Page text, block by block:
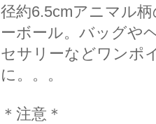
径約6.5cmアニマル
ーボール。バッグや
セサリーなどワンポ
に。。。
＊注意＊